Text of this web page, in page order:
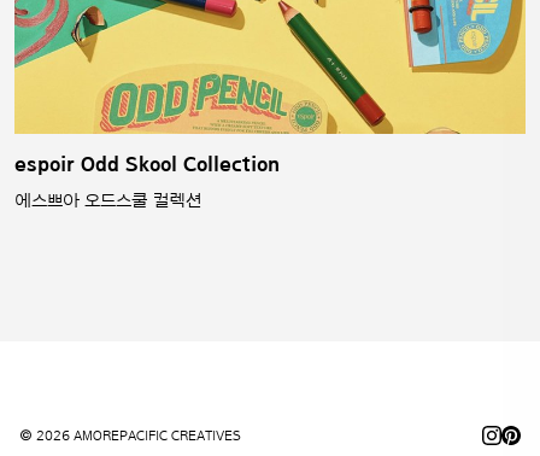
espoir Odd Skool Collection
에스쁘아 오드스쿨 컬렉션
© 2026 AMOREPACIFIC CREATIVES